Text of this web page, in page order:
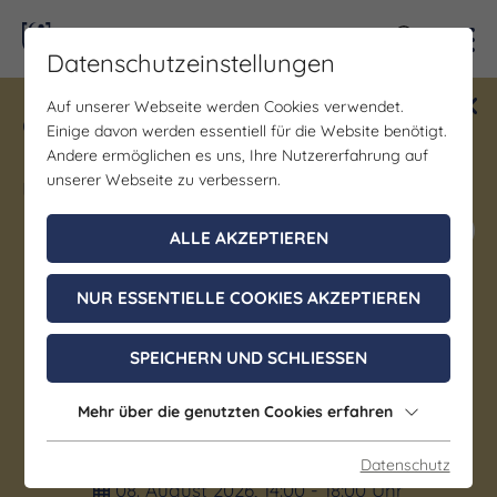
Gewinne ein Blind Date mit Saale-
Unstrut! Teilnahme vom 1.7. - 18.12.
möglich.
Jetzt mitmachen
Ausflugsfahrten | Brauchtum/Kultur | Gastronomie
| Geselligkeit/Spiele/Treffen | Regionale
Spezialitäten
Café Spielerey auf dem
Spielmannshof
08. August 2026, 14:00 - 18:00 Uhr
Datenschutzeinstellungen
Auf unserer Webseite werden Cookies verwendet.
Einige davon werden essentiell für die Website benötigt.
Andere ermöglichen es uns, Ihre Nutzererfahrung auf
unserer Webseite zu verbessern.
ALLE AKZEPTIEREN
NUR ESSENTIELLE COOKIES AKZEPTIEREN
SPEICHERN UND SCHLIESSEN
Mehr über die genutzten Cookies erfahren
Datenschutz